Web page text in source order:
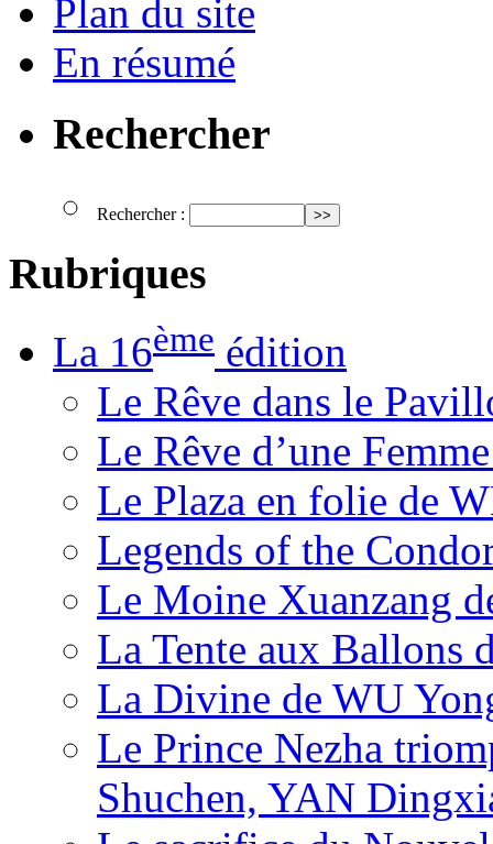
Plan du site
En résumé
Rechercher
Rechercher :
Rubriques
La 16ème édition
Le Rêve dans le
Le Rêve d’une
Le Plaza en folie de
Legends of the
Le Moine Xuanzang
La Tente aux Ballons
La Divine de WU
Le Prince Nezha
Shuchen, YAN